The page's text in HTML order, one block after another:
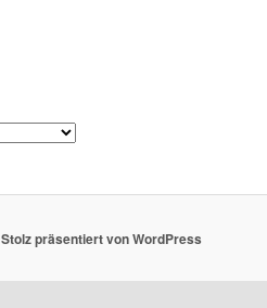
Stolz präsentiert von WordPress